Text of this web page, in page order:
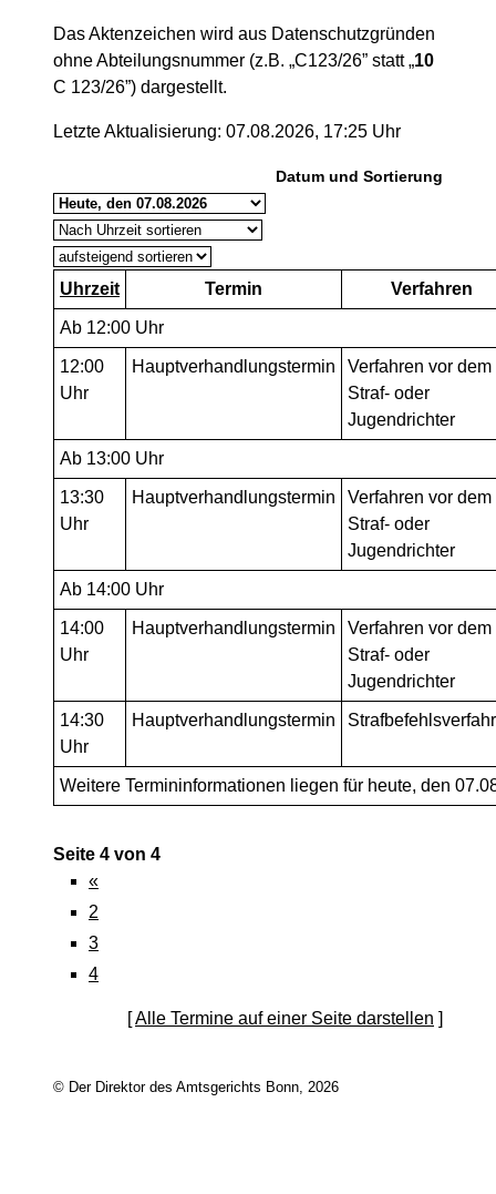
Das Aktenzeichen wird aus Datenschutzgründen
ohne Abteilungsnummer (z.B. „C123/26” statt „10
C 123/26”) dargestellt.
Letzte Aktualisierung: 07.08.2026, 17:25 Uhr
Datum und Sortierung
Uhrzeit Termin Verfahren
Ab 12:00 Uhr
12:00
Uhr
Hauptverhandlungstermin
Verfahren vor dem
Straf- oder
Jugendrichter
Ab 13:00 Uhr
13:30
Uhr
Hauptverhandlungstermin
Verfahren vor dem
Straf- oder
Jugendrichter
Ab 14:00 Uhr
14:00
Uhr
Hauptverhandlungstermin
Verfahren vor dem
Straf- oder
Jugendrichter
14:30
Uhr
Hauptverhandlungstermin
Weitere Termininformationen liegen für heute, den
Seite 4 von 4
«
2
3
4
[Alle Termine auf einer Seite darstellen ]
© Der Direktor des Amtsgerichts Bonn, 2026